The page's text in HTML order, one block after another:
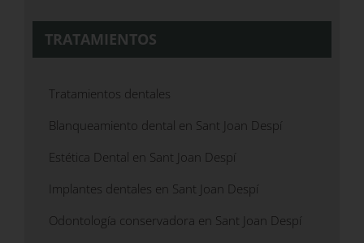
TRATAMIENTOS
Tratamientos dentales
Blanqueamiento dental en Sant Joan Despí
Estética Dental en Sant Joan Despí
Implantes dentales en Sant Joan Despí
Odontología conservadora en Sant Joan Despí